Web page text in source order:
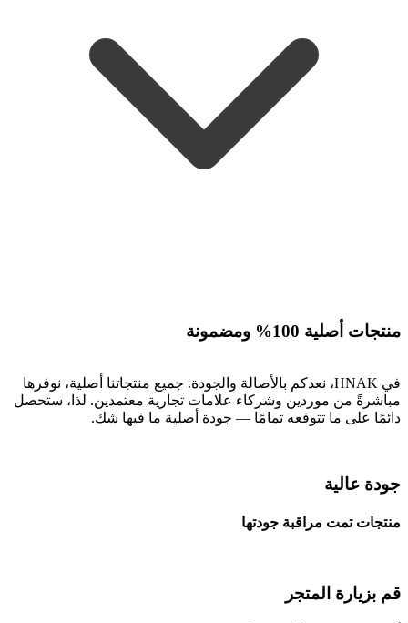
منتجات أصلية 100% ومضمونة
في HNAK، نعدكم بالأصالة والجودة. جميع منتجاتنا أصلية، نوفرها
مباشرةً من موردين وشركاء علامات تجارية معتمدين. لذا، ستحصل
دائمًا على ما تتوقعه تمامًا — جودة أصلية ما فيها شك.
جودة عالية
منتجات تمت مراقبة جودتها
قم بزيارة المتجر